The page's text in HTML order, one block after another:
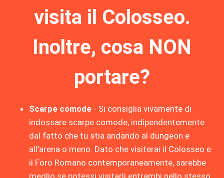
visita il Colosseo.
Inoltre, cosa NON
portare?
Scarpe comode - Si consiglia vivamente di
indossare scarpe comode, indipendentemente
dal fatto che tu stia andando al dungeon e
all'arena o meno. Dato che visiterai il Colosseo e
il Foro Romano contemporaneamente, sarebbe